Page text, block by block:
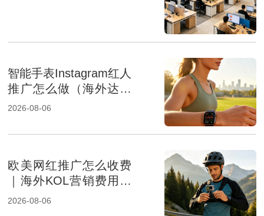
智能手表Instagram红人
推广怎么做（海外达人
营销提升品牌影响力）
2026-08-06
欧美网红推广怎么收费
｜海外KOL营销费用组
成及报价影响因素解析
2026-08-06